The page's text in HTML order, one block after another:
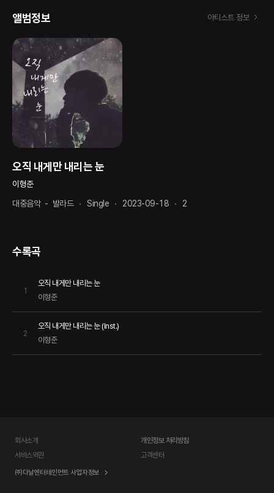
앨범정보 아티스트 정보
오직 내게만 내리는 눈
이형준
대중음악- 발라드 Single 2023-09-18 2
수록곡
1
오직 내게만 내리는 눈
이형준
2
오직 내게만 내리는 눈 (Inst.)
이형준
회사소개
개인정보 처리방침
서비스약관
고객센터
㈜다날엔터테인먼트 사업자정보